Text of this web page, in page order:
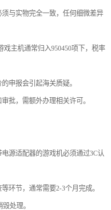
与实物完全一致，任何细微差异
主机通常归入950450项下，税率
申报会引起海关质疑。
批，需额外办理相关许可。
源适配器的游戏机必须通过3C认
环节，通常需要2-3个月完成。
处理。